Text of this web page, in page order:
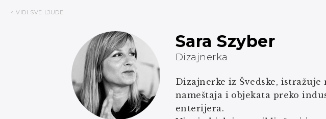
< VIDI SVE LJUDE
Sara Szyber
Dizajnerka
Dizajnerke iz Švedske,
nameštaja i objekata preko
enterijera.